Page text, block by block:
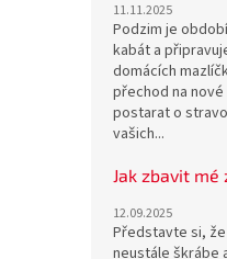
11.11.2025
Podzim je
kabát a
domácích
přechod na
postarat o
vašich...
Jak zbavit
12.09.2025
Představte si,
neustále škrábe